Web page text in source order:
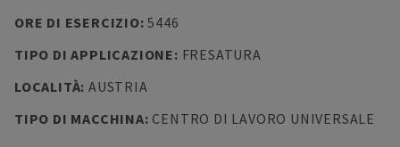
ORE DI ESERCIZIO:5446
TIPO DI APPLICAZIONE: FRESATURA
LOCALITÀ: AUSTRIA
TIPO DI MACCHINA: CENTRO DI LAVORO UNIVERSALE